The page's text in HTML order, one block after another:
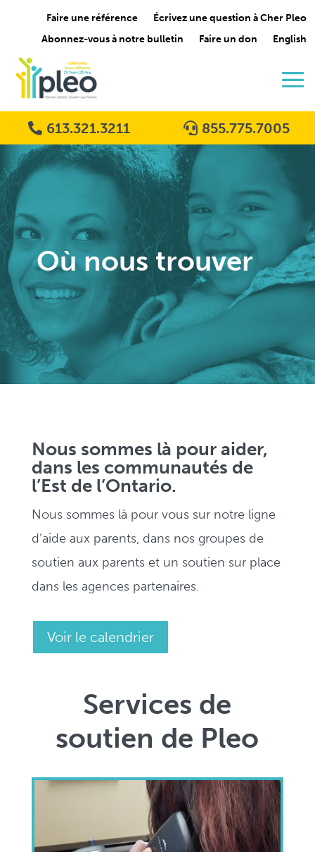
Faire une référence
Écrivez une question à Cher Pleo
Abonnez-vous à notre bulletin
Faire un don English
613.321.3211 855.775.7005
Où nous trouver
Nous sommes là pour aider,
dans les communautés de
l’Est de l’Ontario.
Nous sommes là pour vous sur notre ligne
d’aide aux parents, dans nos groupes de
soutien aux parents et un soutien sur place
dans les agences partenaires.
Voir le calendrier
Services de
soutien de Pleo